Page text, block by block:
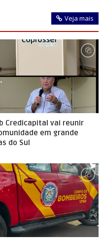
Veja mais
Credicapital vai reunir
em grande
do Sul